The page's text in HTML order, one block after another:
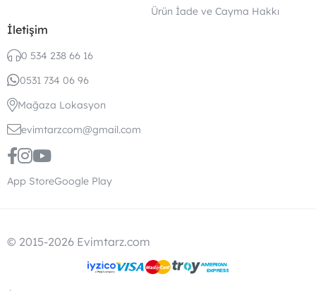
Ürün İade ve Cayma Hakkı
İletişim
0 534 238 66 16
0531 734 06 96
Mağaza Lokasyon
evimtarzcom@gmail.com
App StoreGoogle Play
© 2015-2026 Evimtarz.com